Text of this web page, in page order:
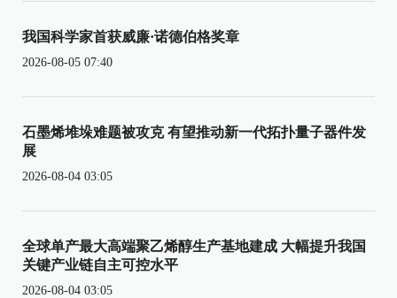
我国科学家首获威廉·诺德伯格奖章
2026-08-05 07:40
石墨烯堆垛难题被攻克 有望推动新一代拓扑量子器件发
展
2026-08-04 03:05
全球单产最大高端聚乙烯醇生产基地建成 大幅提升我国
关键产业链自主可控水平
2026-08-04 03:05